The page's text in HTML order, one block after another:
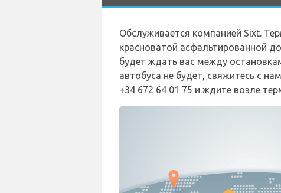
Обслуживается компанией Sixt.
красноватой асфальтированной
будет ждать вас между
автобуса не будет, свяжитесь с
+34 672 64 01 75 и ждите возле